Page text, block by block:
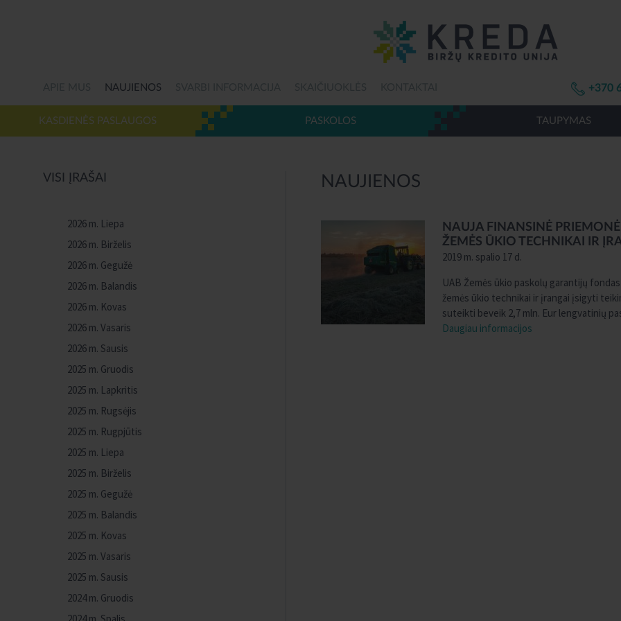
NAUJIENOS +370
KASDIENĖS PASLAUGOS PASKOLOS TAUPYMAS
NAUJIENOS
NAUJA FINANSINĖ
ŽEMĖS ŪKIO TECHNIKAI IR
2019 m. spalio 17 d.
UAB Žemės ūkio paskolų garantijų
žemės ūkio technikai ir įrangai įsigyti
suteikti beveik 2,7 mln. Eur lengvatinių
Daugiau informacijos
VISI ĮRAŠAI
2026 m. Liepa
2026 m. Birželis
2026 m. Gegužė
2026 m. Balandis
2026 m. Kovas
2026 m. Vasaris
2026 m. Sausis
2025 m. Gruodis
2025 m. Lapkritis
2025 m. Rugsėjis
2025 m. Rugpjūtis
2025 m. Liepa
2025 m. Birželis
2025 m. Gegužė
2025 m. Balandis
2025 m. Kovas
2025 m. Vasaris
2025 m. Sausis
2024 m. Gruodis